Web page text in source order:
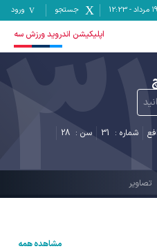
-
12:23 جستجو ورود
اپلیکیشن اندروید ورزش سه
شماره : 31 سن : 28
تصاویر
مشاهده همه